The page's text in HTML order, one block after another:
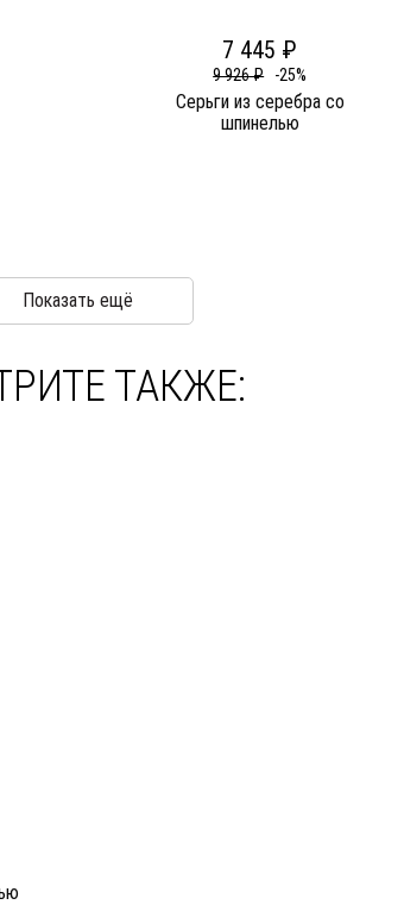
7 445 ₽
9 926 ₽ -25%
Серьги из серебра со
шпинелью
Показать ещё
ТАКЖЕ: